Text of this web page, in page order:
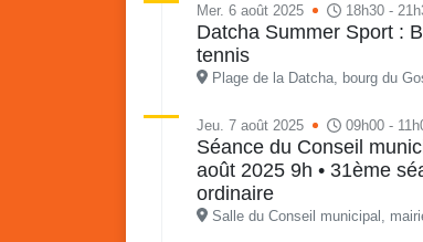
Mer. 6 août 2025 18h30 -
Datcha Summer Sport :
tennis
Plage de la Datcha, bourg du
Jeu. 7 août 2025 09h00 -
Séance du Conseil
août 2025 9h • 31ème
ordinaire
Salle du Conseil municipal,
Vakans o Gozyé : Gosier
Lanta
PDF - 1.6 Mio